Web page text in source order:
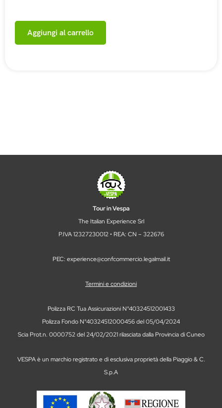
Aggiungi al carrello
Tour in Vespa
The Italian Experience Srl
P.IVA 12327230012 • REA: CN – 322676
PEC: experience@confcommercio.legalmail.it
Termini e condizioni
Polizza RC Tua Assicurazioni N°40324512001433
Polizza Fondo N°40324512000456 del 05/04/2024
Scia Prot.n. 0000752 del 24/02/2021 rilasciata dalla Provincia di Cuneo
VESPA è un marchio registrato e di esclusiva proprietà della Piaggio & C.
S.p.A